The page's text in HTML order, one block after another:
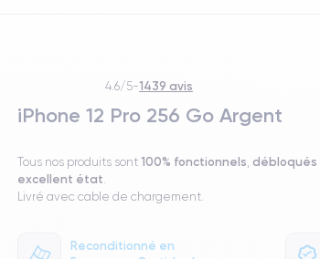
4.6/5-1439 avis
iPhone 12 Pro 256 Go Argent
Tous nos produits sont 100% fonctionnels débloqués
excellent état
Livré avec cable de chargement.
Reconditionné en